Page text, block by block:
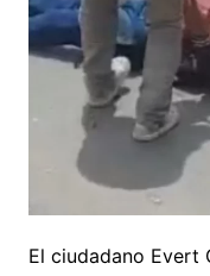
El ciudadano Evert